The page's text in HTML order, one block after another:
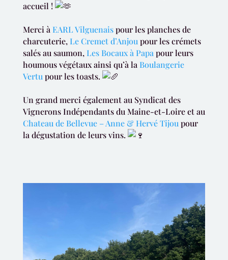
accueil !
Merci à EARL Vilguenaispour les planches de
charcuterie, Le Cremet d’Anjou pour les crémets
salés au saumon, Les Bocaux à Papa pour leurs
houmous végétaux ainsi qu’à la Boulangerie
Vertu pour les toasts.
Un grand merci également au Syndicat des
Vignerons Indépendants du Maine-et-Loire et au
Chateau de Bellevue – Anne & Hervé Tijou pour
la dégustation de leurs vins.